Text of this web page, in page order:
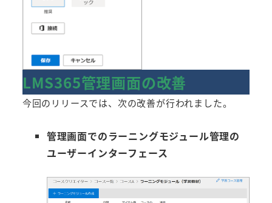
LMS365管理画面の改善
今回のリリースでは、次の改善が行われました。
管理画面でのラーニングモジュール管理の
ユーザーインターフェース